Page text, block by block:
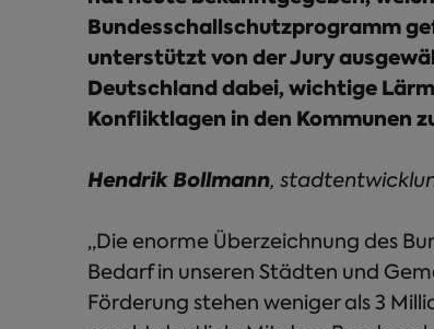
Bundesschallschutzprogramm
unterstützt von der Jury
Deutschland dabei, wichtige
Konfliktlagen in den Kommunen
Hendrik Bollmann,
„Die enorme Überzeichnung des
Bedarf in unseren Städten und
Förderung stehen weniger als 3